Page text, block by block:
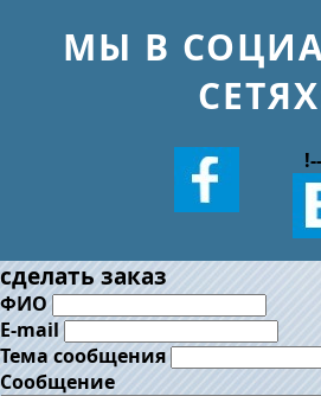
МЫ В
!--
сделать заказ
ФИО
E-mail
Тема сообщения
Сообщение